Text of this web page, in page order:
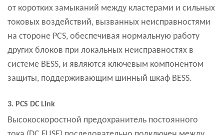
от коротких замыканий между кластерами и сильных
токовых воздействий, вызванных неисправностями
на стороне PCS, обеспечивая нормальную работу
других блоков при локальных неисправностях в
системе BESS, и являются ключевым компонентом
защиты, поддерживающим шинный шкаф BESS.
3. PCS DC Link
Высокоскоростной предохранитель постоянного